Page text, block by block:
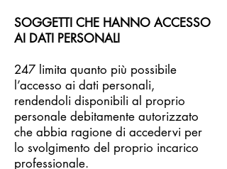
SOGGETTI CHE HANNO ACCESSO
AI DATI PERSONALI
247 limita quanto più possibile
l’accesso ai dati personali,
rendendoli disponibili al proprio
personale debitamente autorizzato
che abbia ragione di accedervi per
lo svolgimento del proprio incarico
professionale.